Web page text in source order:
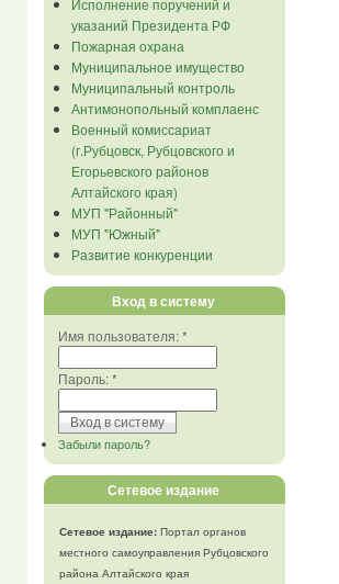
Исполнение поручений и
указаний Президента РФ
Пожарная охрана
Муниципальное имущество
Муниципальный контроль
Антимонопольный комплаенс
Военный комиссариат
(г.Рубцовск, Рубцовского и
Егорьевского районов
Алтайского края)
МУП "Районный"
МУП "Южный"
Развитие конкуренции
Вход в систему
Имя пользователя:*
Пароль:*
Забыли пароль?
Сетевое издание
Сетевое издание:Портал органов
местного самоуправления Рубцовского
района Алтайского края